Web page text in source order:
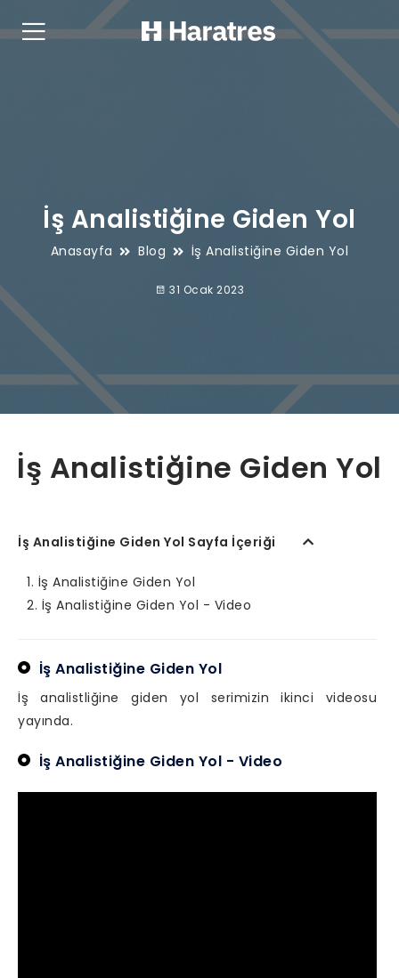
İş Analistiğine Giden Yol
Anasayfa Blog İş Analistiğine Giden Yol
31 Ocak 2023
İş Analistiğine Giden Yol
İş Analistiğine Giden Yol Sayfa İçeriği
İş Analistiğine Giden Yol
İş Analistiğine Giden Yol - Video
İş Analistiğine Giden Yol
İş analistliğine giden yol serimizin ikinci videosu
yayında.
İş Analistiğine Giden Yol - Video